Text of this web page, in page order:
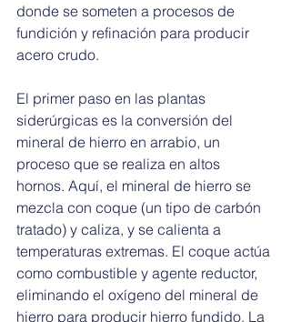
donde se someten a procesos de
fundición y refinación para producir
acero crudo.
El primer paso en las plantas
siderúrgicas es la conversión del
mineral de hierro en arrabio, un
proceso que se realiza en altos
hornos. Aquí, el mineral de hierro se
mezcla con coque (un tipo de carbón
tratado) y caliza, y se calienta a
temperaturas extremas. El coque actúa
como combustible y agente reductor,
eliminando el oxígeno del mineral de
hierro para producir hierro fundido. La